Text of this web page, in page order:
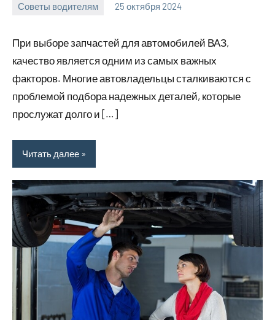
Советы водителям 25 октября 2024
При выборе запчастей для автомобилей ВАЗ,
качество является одним из самых важных
факторов. Многие автовладельцы сталкиваются с
проблемой подбора надежных деталей, которые
прослужат долго и […]
Читать далее